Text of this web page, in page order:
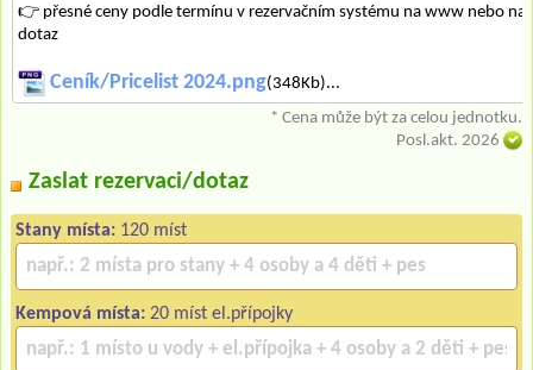
👉 přesné ceny podle termínu v rezervačním systému na www nebo na
dotaz
Ceník/Pricelist 2024.png(348Kb)...
* Cena může být za celou jednotku.
Posl.akt. 2026
Zaslat rezervaci/dotaz
Stany místa: 120 míst
Kempová místa: 20 míst el.přípojky